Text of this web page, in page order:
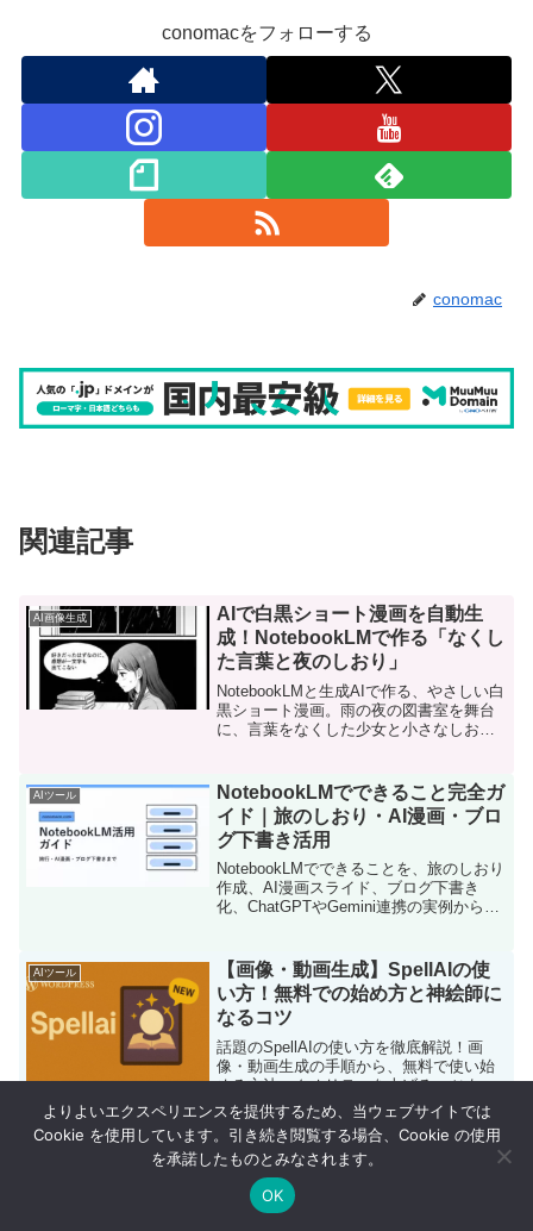
conomacをフォローする
conomac
関連記事
AI画像生成
AIで白黒ショート漫画を自動生
成！NotebookLMで作る「なくし
た言葉と夜のしおり」
NotebookLMと生成AIで作る、やさしい白
黒ショート漫画。雨の夜の図書室を舞台
に、言葉をなくした少女と小さなしおり
AIツール
NotebookLMでできること完全ガ
イド｜旅のしおり・AI漫画・ブロ
グ下書き活用
NotebookLMでできることを、旅のしおり
作成、AI漫画スライド、ブログ下書き
化、ChatGPTやGemini連携の実例からま
AIツール
【画像・動画生成】SpellAIの使
い方！無料での始め方と神絵師に
なるコツ
話題のSpellAIの使い方を徹底解説！画
像・動画生成の手順から、無料で使い始
める方法、クオリティを上げるコツま
で、初心者向けに分かりやすく紹介しま
す。
AI漫画制作シリーズまとめ｜
NotebookLMで作ったショート漫
画一覧
検索
よりよいエクスペリエンスを提供するため、当ウェブサイトでは
Cookie を使用しています。引き続き閲覧する場合、Cookie の使用
を承諾したものとみなされます。
OK